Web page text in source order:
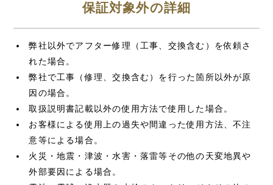
保証対象外の詳細
弊社以外でアフター修理（工事、交換含む）を依頼さ
れた場合。
弊社で工事（修理、交換含む）を行った箇所以外が原
因の場合。
取扱説明書記載以外の使用方法で使用した場合。
お客様による使用上の過失や間違った使用方法、不注
意等による場合。
火災・地震・津波・水害・落雷等その他の天変地異や
外部要因による場合。